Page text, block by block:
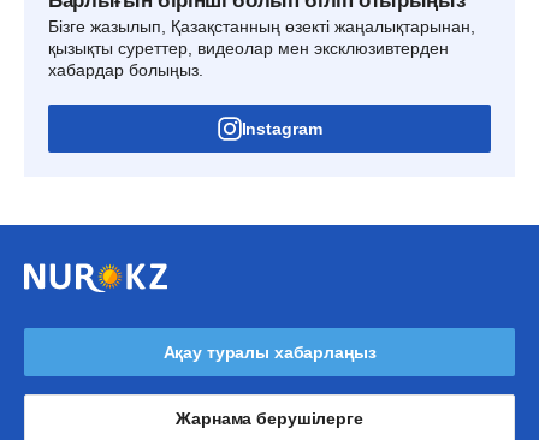
Бізге жазылып, Қазақстанның өзекті жаңалықтарынан,
қызықты суреттер, видеолар мен эксклюзивтерден
хабардар болыңыз.
Instagram
Ақау туралы хабарлаңыз
Жарнама берушілерге